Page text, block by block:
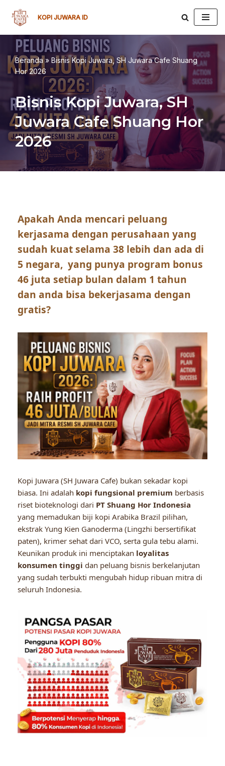
Lompat
konten
KOPI JUWARA ID
Beranda » Bisnis Kopi Juwara, SH Juwara Cafe Shuang
Hor 2026
Bisnis Kopi Juwara, SH
Juwara Cafe Shuang Hor
2026
Apakah Anda mencari peluang
kerjasama dengan perusahaan yang
sudah kuat selama 38 lebih dan ada di
5 negara, yang punya program bonus
46 juta setiap bulan dalam 1 tahun
dan anda bisa bekerjasama dengan
gratis?
Kopi Juwara (SH Juwara Cafe) bukan sekadar kopi
biasa. Ini adalah kopi fungsional premium berbasis
riset bioteknologi dari PT Shuang Hor Indonesia
yang memadukan biji kopi Arabika Brazil pilihan,
ekstrak Yung Kien Ganoderma (Lingzhi bersertifikat
paten), krimer sehat dari VCO, serta gula tebu alami.
Keunikan produk ini menciptakan loyalitas
konsumen tinggi dan peluang bisnis berkelanjutan
yang sudah terbukti mengubah hidup ribuan mitra di
seluruh Indonesia.